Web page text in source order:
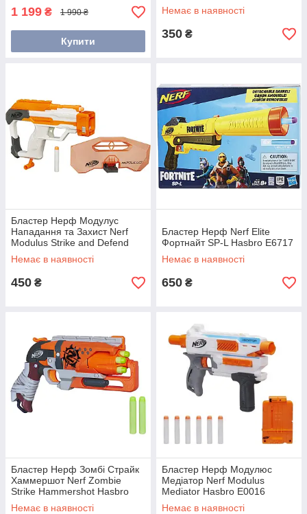
1 199 ₴ 1 990 ₴
Купити
Немає в наявності
350 ₴
Бластер Нерф Модулус
Нападання та Захист Nerf
Modulus Strike and Defend
Upgrade Kit B1536
Немає в наявності
450 ₴
Бластер Нерф Nerf Elite
Фортнайт SP-L Hasbro E6717
Немає в наявності
650 ₴
Бластер Нерф Зомбі Страйк
Хаммершот Nerf Zombie
Strike Hammershot Hasbro
A4325
Немає в наявності
Бластер Нерф Модулюс
Медіатор Nerf Modulus
Mediator Hasbro E0016
Немає в наявності